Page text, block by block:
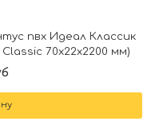
пвх Идеал Классик
70х22х2200 мм)